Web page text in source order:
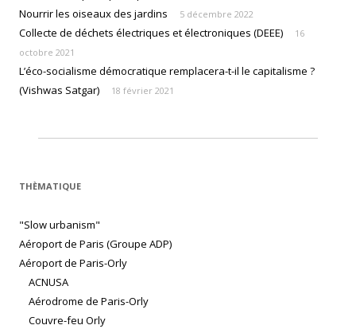
Nourrir les oiseaux des jardins 5 décembre 2022
Collecte de déchets électriques et électroniques (DEEE)
16
octobre 2021
L’éco-socialisme démocratique remplacera-t-il le capitalisme ?
(Vishwas Satgar)
18 février 2021
THÈMATIQUE
"Slow urbanism"
Aéroport de Paris (Groupe ADP)
Aéroport de Paris-Orly
ACNUSA
Aérodrome de Paris-Orly
Couvre-feu Orly